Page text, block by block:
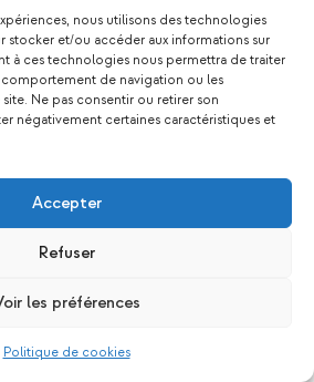
nous utilisons des technologies
stocker et/ou accéder aux informations sur
à ces technologies nous permettra de traiter
de navigation ou les
Ne pas consentir ou retirer son
négativement certaines caractéristiques et
Accepter
Refuser
les préférences
Politique de cookies